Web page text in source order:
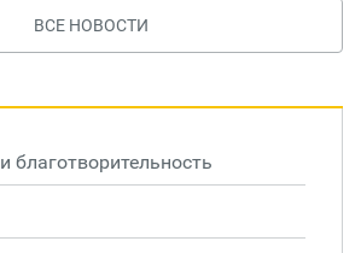
ВСЕ НОВОСТИ
благотворительность